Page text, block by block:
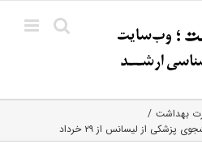
بهداشت
از لیسانس از ۲۹ خرداد